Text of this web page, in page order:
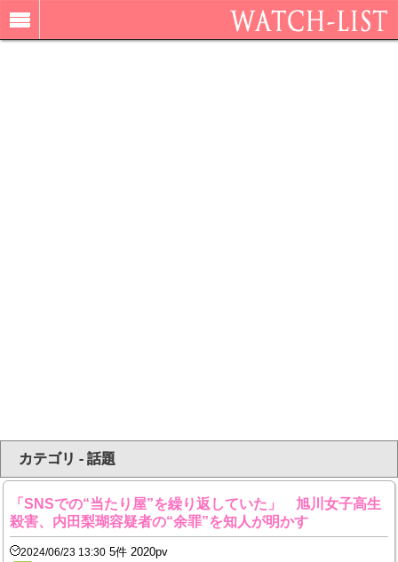
カテゴリ - 話題
「SNSでの“当たり屋”を繰り返していた」 旭川女子高生
殺害、内田梨瑚容疑者の“余罪”を知人が明かす
2024/06/23 13:30 5件 2020pv